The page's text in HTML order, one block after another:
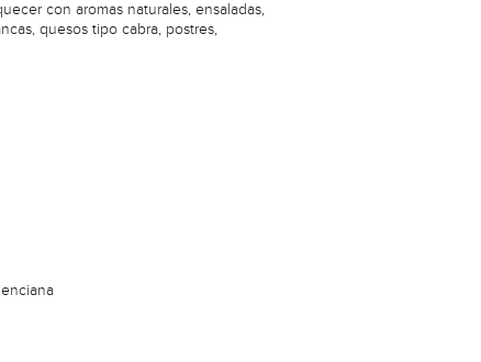
con aromas naturales, ensaladas,
quesos tipo cabra, postres,